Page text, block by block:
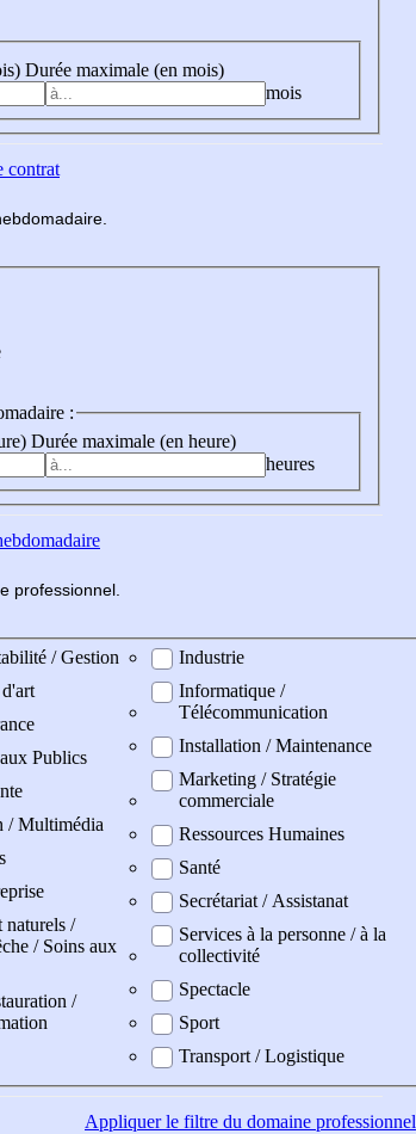
Durée maximale (en mois)
mois
contrat
madaire
:
Durée maximale (en heure)
heures
professionnel
/ Gestion
Publics
/ Multimédia
naturels /
/ Soins aux
/
Industrie
Informatique /
Télécommunication
Installation / Maintenance
Marketing / Stratégie
commerciale
Ressources Humaines
Santé
Secrétariat / Assistanat
Services à la personne / à la
collectivité
Spectacle
Sport
Transport / Logistique
Appliquerle filtre du domaine professionnel